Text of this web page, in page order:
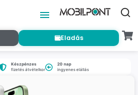
Eladás
Készpénzes
fizetés átvételkor
20 nap
ingyenes elállás